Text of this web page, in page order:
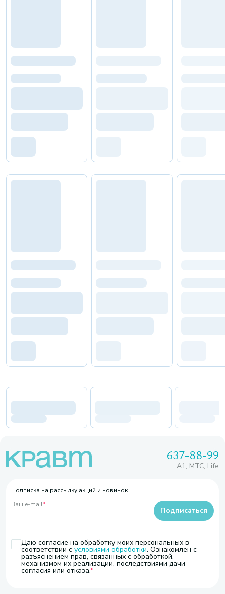
637-88-99
A1, МТС, Life
Подписка на рассылку акций и новинок
Ваш e-mail*
Даю согласие на обработку моих персональных в
соответствии с условиями обработки. Ознакомлен с
разъяснением прав, связанных с обработкой,
механизмом их реализации, последствиями дачи
согласия или отказа.
Подписаться